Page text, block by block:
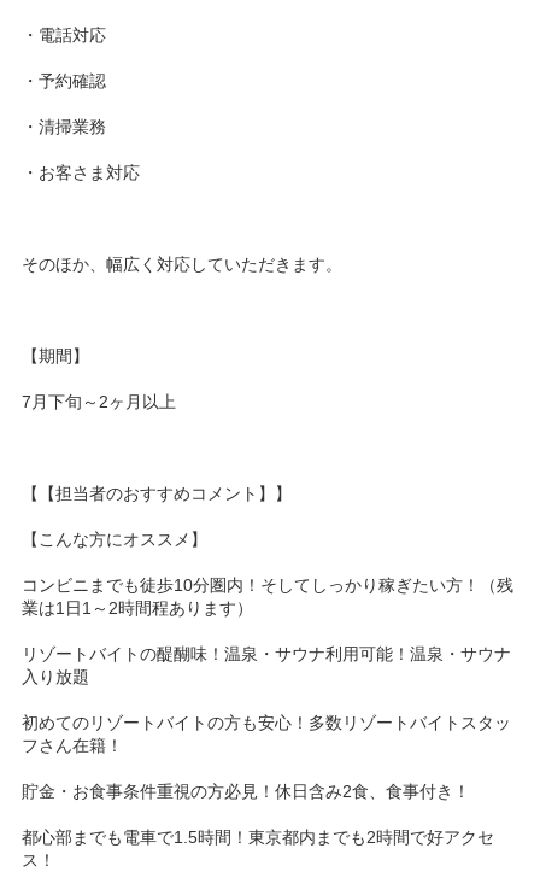
・電話対応
・予約確認
・清掃業務
・お客さま対応
そのほか、幅広く対応していただきます。
【期間】
7月下旬～2ヶ月以上
【【担当者のおすすめコメント】】
【こんな方にオススメ】
コンビニまでも徒歩10分圏内！そしてしっかり稼ぎたい方！（残
業は1日1～2時間程あります）
リゾートバイトの醍醐味！温泉・サウナ利用可能！温泉・サウナ
入り放題
初めてのリゾートバイトの方も安心！多数リゾートバイトスタッ
フさん在籍！
貯金・お食事条件重視の方必見！休日含み2食、食事付き！
都心部までも電車で1.5時間！東京都内までも2時間で好アクセ
ス！